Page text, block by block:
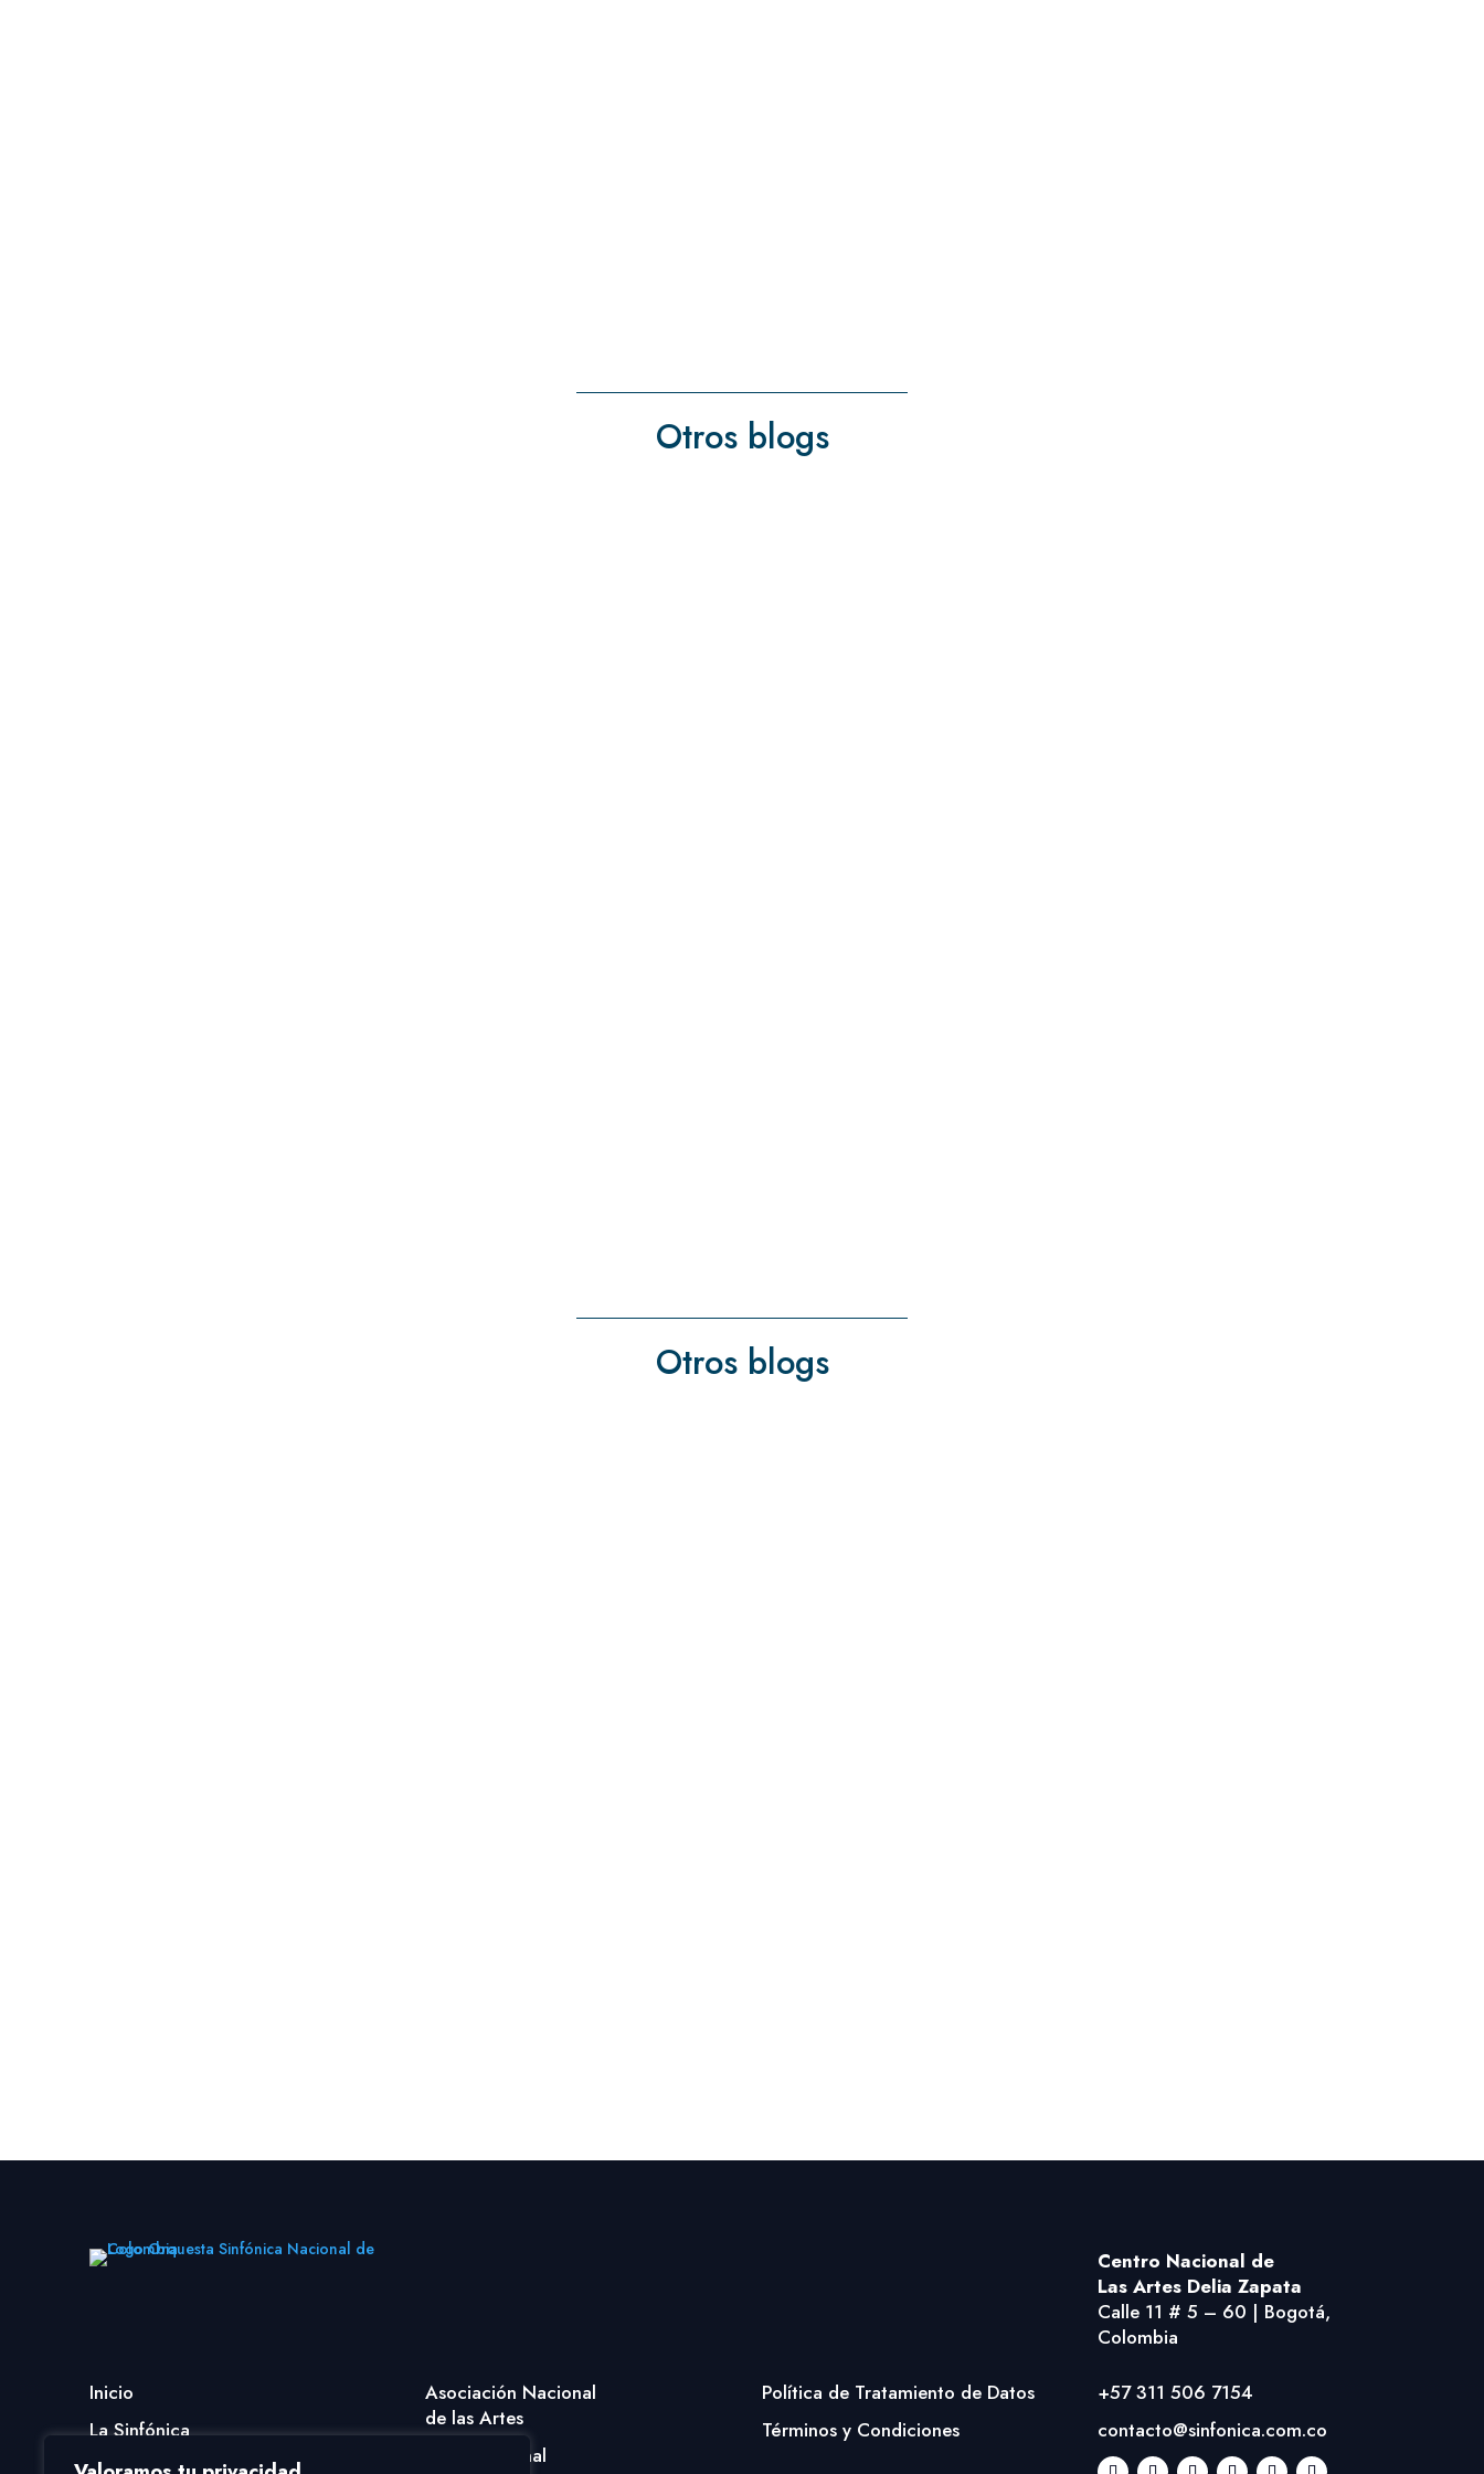
Otros blogs
Otros blogs
Centro Nacional de
Las Artes Delia Zapata
Calle 11 # 5 – 60 | Bogotá,
Colombia
Inicio
La Sinfónica
Programación
Asociación Nacional
de las Artes
Coro Nacional
Política de Tratamiento de Datos
Términos y Condiciones
+57 311 506 7154
contacto@sinfonica.com.co